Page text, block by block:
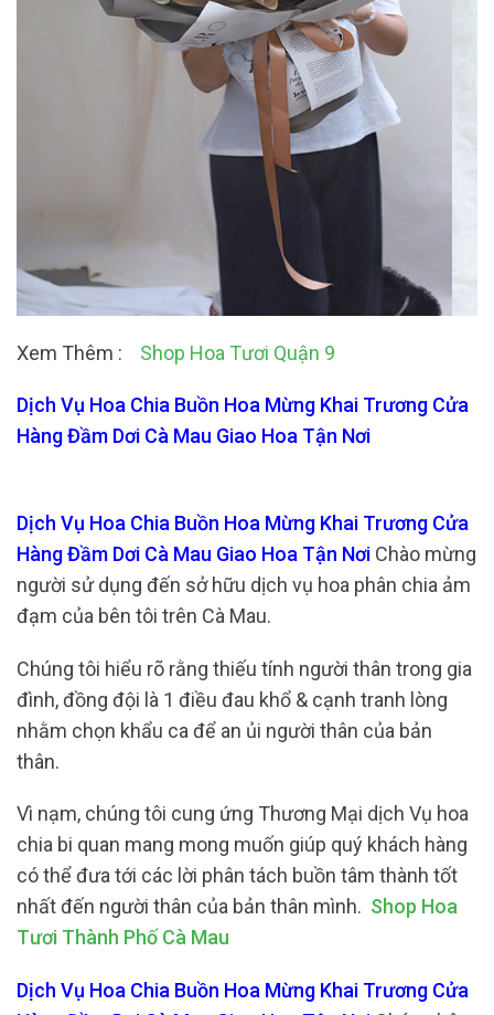
Xem Thêm : Shop Hoa Tươi Quận 9
Dịch Vụ Hoa Chia Buồn Hoa Mừng Khai Trương Cửa
Hàng Đầm Dơi Cà Mau Giao Hoa Tận Nơi
Dịch Vụ Hoa Chia Buồn Hoa Mừng Khai Trương Cửa
Hàng Đầm Dơi Cà Mau Giao Hoa Tận Nơi Chào mừng
người sử dụng đến sở hữu dịch vụ hoa phân chia ảm
đạm của bên tôi trên Cà Mau.
Chúng tôi hiểu rõ rằng thiếu tính người thân trong gia
đình, đồng đội là 1 điều đau khổ & cạnh tranh lòng
nhằm chọn khẩu ca để an ủi người thân của bản
thân.
Vì nạm, chúng tôi cung ứng Thương Mại dịch Vụ hoa
chia bi quan mang mong muốn giúp quý khách hàng
có thể đưa tới các lời phân tách buồn tâm thành tốt
nhất đến người thân của bản thân mình. Shop Hoa
Tươi Thành Phố Cà Mau
Dịch Vụ Hoa Chia Buồn Hoa Mừng Khai Trương Cửa